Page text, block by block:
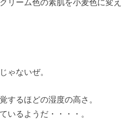
リーム色の素肌を小麦色に変え
ゃないぜ。
するほどの湿度の高さ。
いるようだ・・・・。